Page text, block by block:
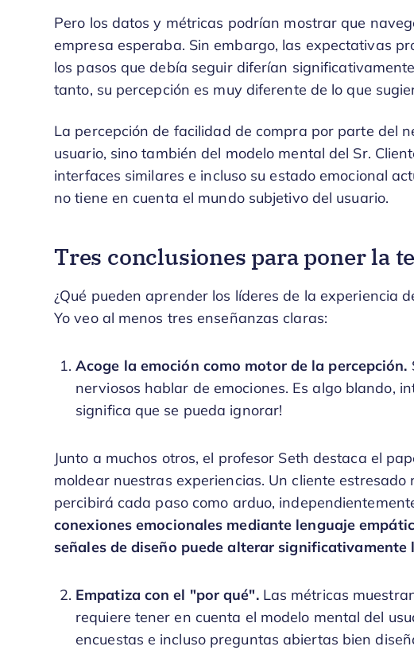
Pero los datos y métricas podrían mostrar que
empresa esperaba. Sin embargo, las expectativas
los pasos que debía seguir diferían
tanto, su percepción es muy diferente de lo que
La percepción de facilidad de compra por parte del
usuario, sino también del modelo mental del Sr.
interfaces similares e incluso su estado emocional
no tiene en cuenta el mundo subjetivo del usuario.
Tres conclusiones para poner la
¿Qué pueden aprender los líderes de la experiencia
Yo veo al menos tres enseñanzas claras:
Acoge la emoción como motor de la percepción.
nerviosos hablar de emociones. Es algo blando,
significa que se pueda ignorar!
Junto a muchos otros, el profesor Seth destaca el
moldear nuestras experiencias. Un cliente
percibirá cada paso como arduo,
conexiones emocionales mediante lenguaje
señales de diseño puede alterar significativamente
Empatiza con el "por qué".Las métricas
requiere tener en cuenta el modelo mental del
encuestas e incluso preguntas abiertas bien